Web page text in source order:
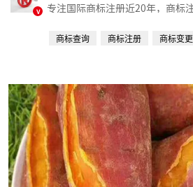
v 专注国际商标注册近20年，商标
商标查询 商标注册 商标变更